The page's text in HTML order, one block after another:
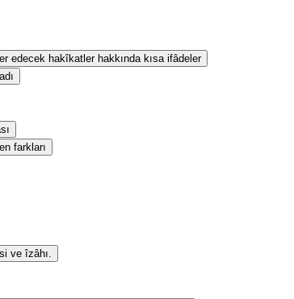
edecek hakîkatler hakkında kısa ifâdeler
farkları
ve îzâhı.